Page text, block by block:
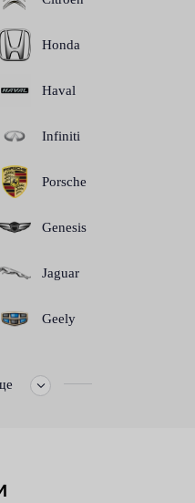
Honda
Haval
Infiniti
Porsche
Genesis
Jaguar
Geely